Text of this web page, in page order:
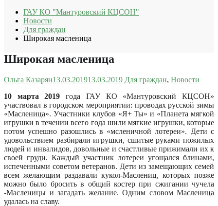
ГАУ КО "Мантуровский КЦСОН"
Новости
Для граждан
Широкая масленица
Широкая масленица
Ольга Казарян13.03.201913.03.2019 Для граждан, Новости
10 марта 2019 года ГАУ КО «Мантуровский КЦСОН»
участвовал в городском мероприятии: проводах русской зимы
«Масленица». Участники клубов «Я+ Ты» и «Планета мягкой
игрушки в течении всего года шили мягкие игрушки, которые
потом успешно разошлись в «мсленичной лотереи». Дети с
удовольствием разбирали игрушки, сшитые руками пожилых
людей и инвалидов, довольные и счастливые прижимали их к
своей груди. Каждый участник лотереи угощался блинами,
испеченными советом ветеранов. Дети из замещающих семей
всем желающим раздавали кукол-Маслениц, которых позже
можно было бросить в общий костер при сжигании чучела
-Масленицы и загадать желание. Одним словом Масленица
удалась на славу.